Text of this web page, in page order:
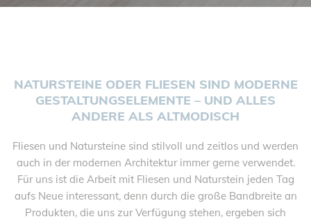
NATURSTEINE ODER FLIESEN SIND MODERNE
GESTALTUNGSELEMENTE – UND ALLES
ANDERE ALS ALTMODISCH
Fliesen und Natursteine sind stilvoll und zeitlos und werden
auch in der modernen Architektur immer gerne verwendet.
Für uns ist die Arbeit mit Fliesen und Naturstein jeden Tag
aufs Neue interessant, denn durch die große Bandbreite an
Produkten, die uns zur Verfügung stehen, ergeben sich